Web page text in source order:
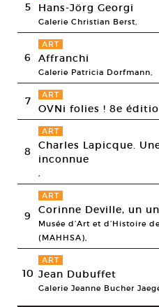
5 Hans-Jörg Georgi
Galerie Christian Berst,
6
ART
Affranchi
Galerie Patricia Dorfmann,
7 ART
OVNi folies ! 8e
8
ART
Charles Lapicque.
inconnue
,
9
ART
Corinne Deville, un
Musée d’Art et d’Histoire
(MAHHSA),
10
ART
Jean Dubuffet
Galerie Jeanne Bucher